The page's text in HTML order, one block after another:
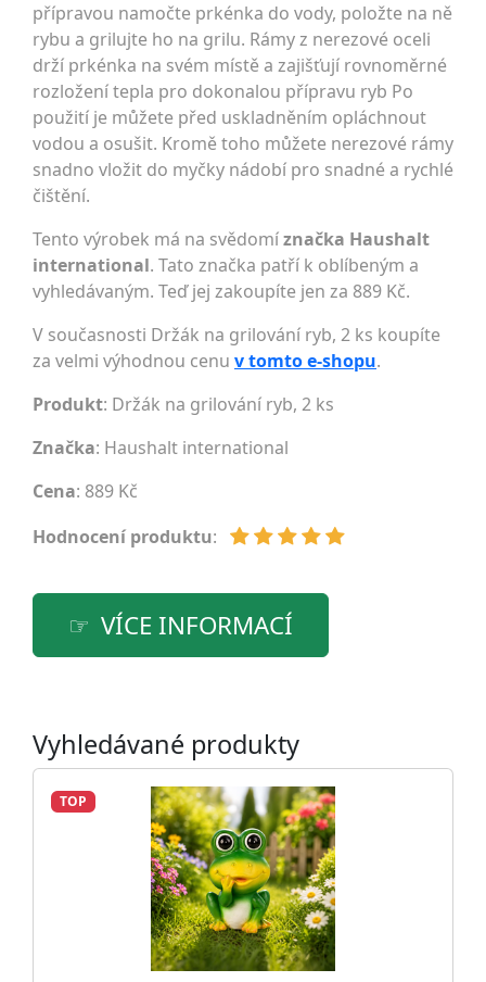
přípravou namočte prkénka do vody, položte na ně
rybu a grilujte ho na grilu. Rámy z nerezové oceli
drží prkénka na svém místě a zajišťují rovnoměrné
rozložení tepla pro dokonalou přípravu ryb Po
použití je můžete před uskladněním opláchnout
vodou a osušit. Kromě toho můžete nerezové rámy
snadno vložit do myčky nádobí pro snadné a rychlé
čištění.
Tento výrobek má na svědomíznačka Haushalt
international. Tato značka patří k oblíbeným a
vyhledávaným. Teď jej zakoupíte jen za 889 Kč.
V současnosti Držák na grilování ryb, 2 ks koupíte
za velmi výhodnou cenu v tomto e-shopu.
Produkt: Držák na grilování ryb, 2 ks
Značka: Haushalt international
Cena: 889 Kč
Hodnocení produktu:
VÍCE INFORMACÍ
Vyhledávané produkty
TOP